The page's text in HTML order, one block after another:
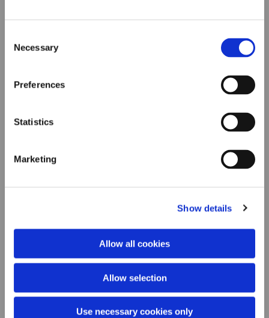
Selection
Necessary
Preferences
Statistics
Marketing
Show details
Allow all cookies
Allow selection
Use necessary cookies only